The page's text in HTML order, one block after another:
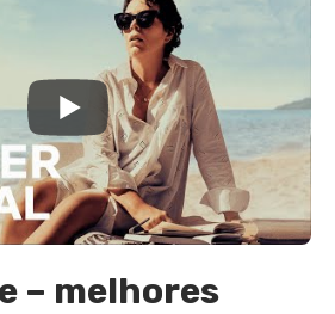
– melhores